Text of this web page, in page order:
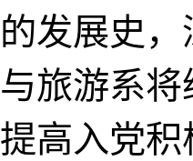
的发展史
与旅游系
提高入党